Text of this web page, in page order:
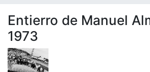
Entierro de Manuel
1973